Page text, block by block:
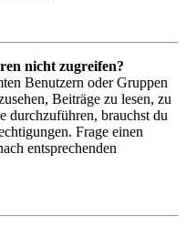
nicht zugreifen?
Benutzern oder Gruppen
Beiträge zu lesen, zu
durchzuführen, brauchst du
Frage einen
entsprechenden